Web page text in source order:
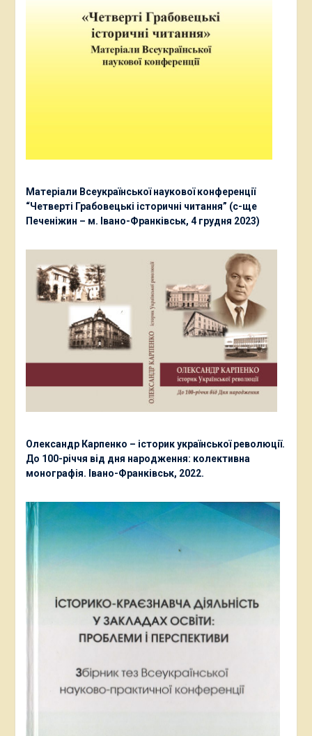
Матеріали Всеукраїнської наукової конференції
“Четверті Грабовецькі історичні читання” (с-ще
Печеніжин – м. Івано-Франківськ, 4 грудня 2023)
Олександр Карпенко – історик української революції.
До 100-річчя від дня народження: колективна
монографія. Івано-Франківськ, 2022.